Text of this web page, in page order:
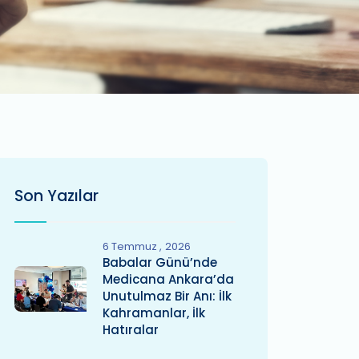
Son Yazılar
6 Temmuz 2026
Babalar Günü’nde
Medicana Ankara’da
Unutulmaz Bir Anı: İlk
Kahramanlar, İlk
Hatıralar